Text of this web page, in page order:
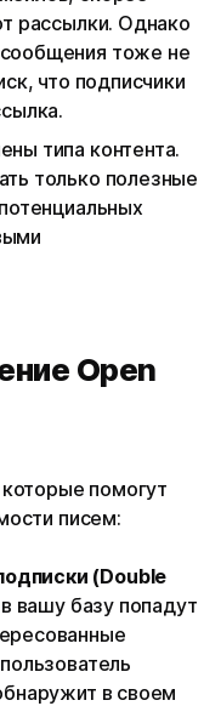
рассылки. Однако
тоже не
что подписчики
типа контента.
только полезные
Open
помогут
писем:
(Double
вашу базу попадут
в своем